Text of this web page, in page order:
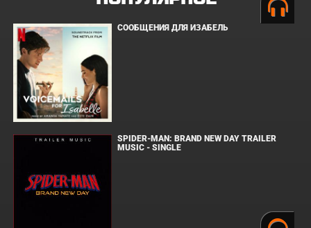
СООБЩЕНИЯ ДЛЯ ИЗАБЕЛЬ
SPIDER-MAN: BRAND NEW DAY TRAILER
MUSIC - SINGLE